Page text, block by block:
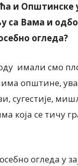
и Општинске
са Вама и
огледа?
имали смо
општине,
сугестије,
која се тичу
огледа у